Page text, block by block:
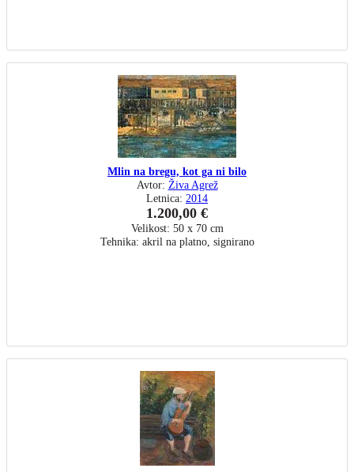
Mlin na bregu, kot ga ni bilo
Avtor: Živa Agrež
Letnica: 2014
1.200,00 €
Velikost: 50 x 70 cm
Tehnika: akril na platno, signirano